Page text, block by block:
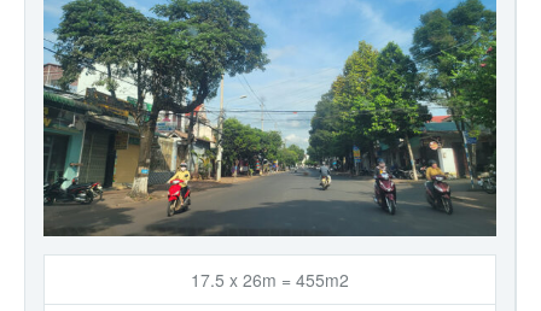
17.5 x 26m = 455m2